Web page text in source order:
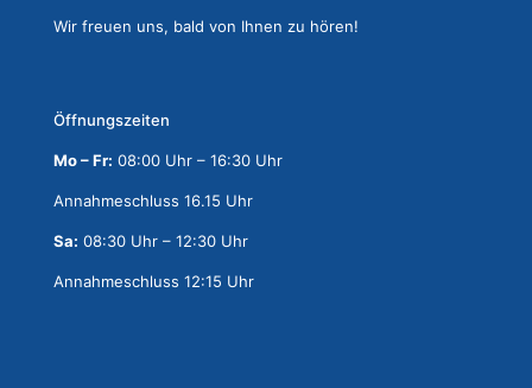
Wir freuen uns, bald von Ihnen zu hören!
Öffnungszeiten
Mo – Fr: 08:00 Uhr – 16:30 Uhr
Annahmeschluss 16.15 Uhr
Sa: 08:30 Uhr – 12:30 Uhr
Annahmeschluss 12:15 Uhr